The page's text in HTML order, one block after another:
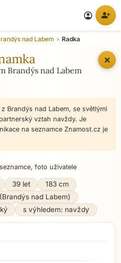
account_circle person_add
✕
nad Labem Radka
Brandýs nad Labem
Brandýs nad Labem, se světlými
vztah navždy. Je
na seznamce Znamost.cz je
39 let
183 cm
nad Labem)
s výhledem: navždy